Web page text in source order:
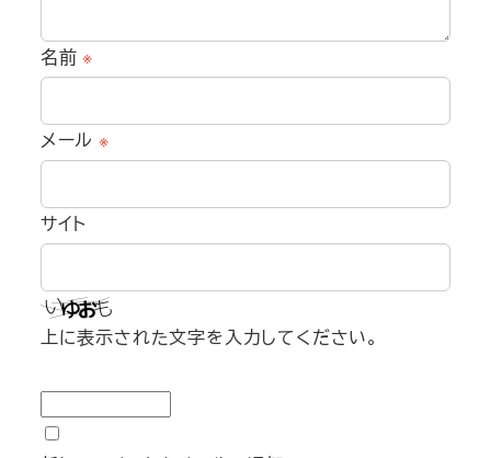
名前※
メール ※
サイト
上に表示された文字を入力してください。